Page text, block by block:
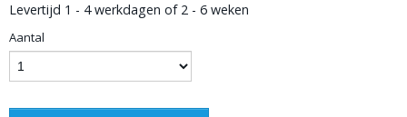
Levertijd 1 - 4 werkdagen of 2 - 6 weken
Aantal